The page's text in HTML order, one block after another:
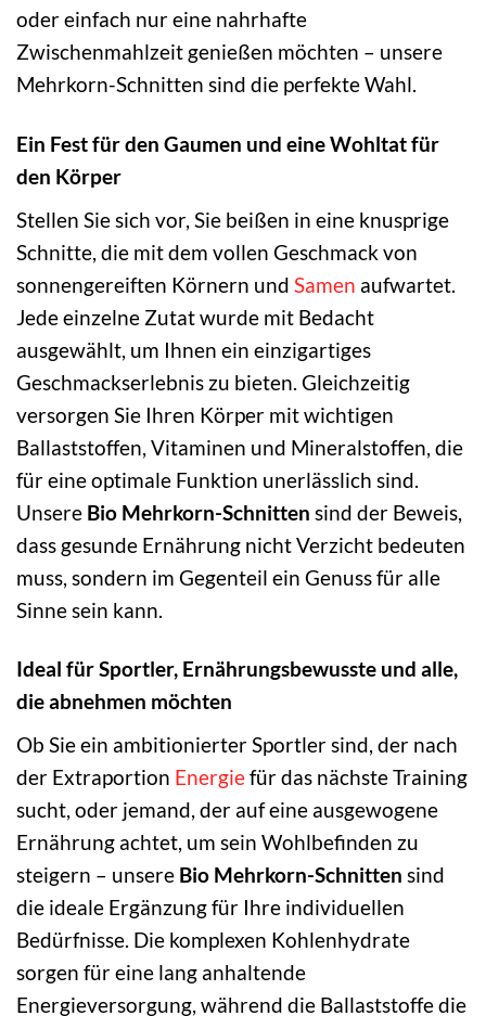
oder einfach nur eine nahrhafte
Zwischenmahlzeit genießen möchten – unsere
Mehrkorn-Schnitten sind die perfekte Wahl.
Ein Fest für den Gaumen und eine Wohltat für
den Körper
Stellen Sie sich vor, Sie beißen in eine knusprige
Schnitte, die mit dem vollen Geschmack von
sonnengereiften Körnern und Samen aufwartet.
Jede einzelne Zutat wurde mit Bedacht
ausgewählt, um Ihnen ein einzigartiges
Geschmackserlebnis zu bieten. Gleichzeitig
versorgen Sie Ihren Körper mit wichtigen
Ballaststoffen, Vitaminen und Mineralstoffen, die
für eine optimale Funktion unerlässlich sind.
Unsere Bio Mehrkorn-Schnitten sind der Beweis,
dass gesunde Ernährung nicht Verzicht bedeuten
muss, sondern im Gegenteil ein Genuss für alle
Sinne sein kann.
Ideal für Sportler, Ernährungsbewusste und alle,
die abnehmen möchten
Ob Sie ein ambitionierter Sportler sind, der nach
der Extraportion Energiefür das nächste Training
sucht, oder jemand, der auf eine ausgewogene
Ernährung achtet, um sein Wohlbefinden zu
steigern – unsere Bio Mehrkorn-Schnitten sind
die ideale Ergänzung für Ihre individuellen
Bedürfnisse. Die komplexen Kohlenhydrate
sorgen für eine lang anhaltende
Energieversorgung, während die Ballaststoffe die